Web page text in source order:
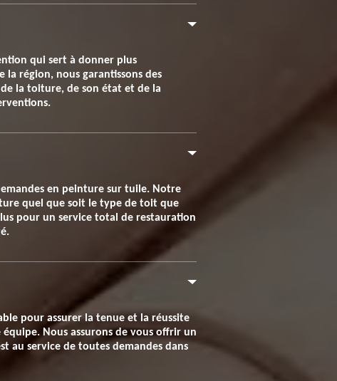
qui sert à donner plus
région, nous garantissons des
la toiture, de son état et de la
en peinture sur tuile. Notre
quel que soit le type de toit que
pour un service total de restauration
pour assurer la tenue et la réussite
Nous assurons de vous offrir un
au service de toutes demandes dans